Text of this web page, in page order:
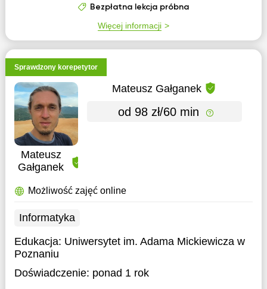
Bezpłatna lekcja próbna
Więcej informacji
Sprawdzony korepetytor
Mateusz
Gałganek
Mateusz Gałganek
od 98 zł/60 min
Możliwość zajęć online
Informatyka
Edukacja: Uniwersytet im. Adama Mickiewicza w
Poznaniu
Doświadczenie: ponad 1 rok